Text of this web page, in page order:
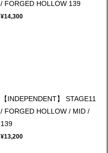
/ FORGED HOLLOW 139
¥14,300
【INDEPENDENT】 STAGE11
/ FORGED HOLLOW / MID /
139
¥13,200